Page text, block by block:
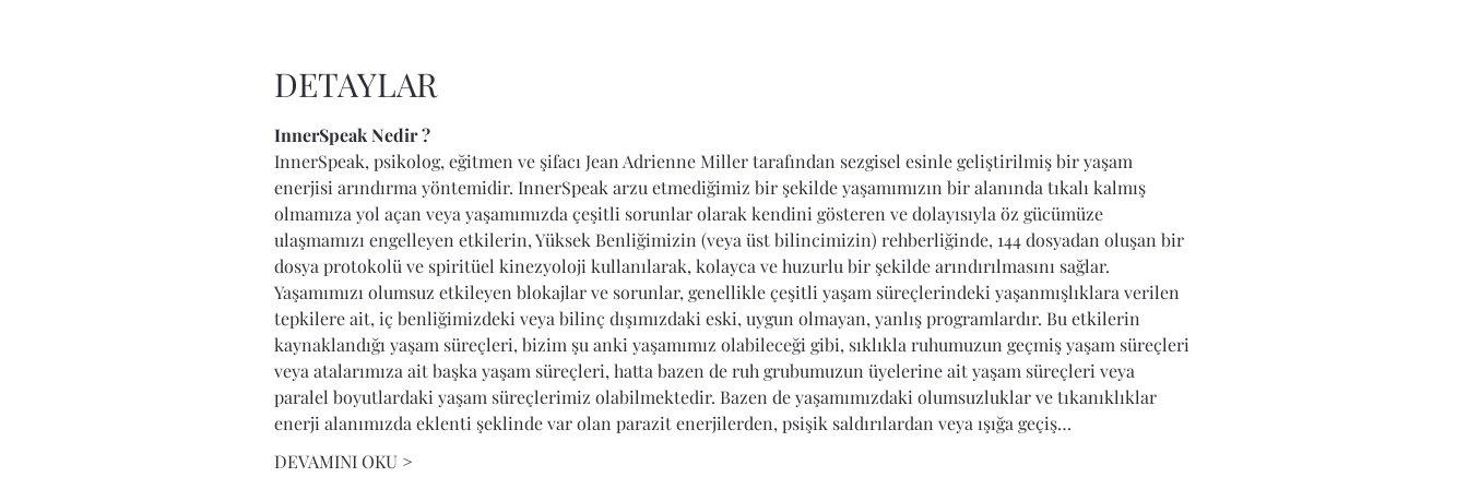
DETAYLAR
InnerSpeak Nedir ?
InnerSpeak, psikolog, eğitmen ve şifacı Jean Adrienne Miller tarafından sezgisel esinle geliştirilmiş bir yaşam
enerjisi arındırma yöntemidir. InnerSpeak arzu etmediğimiz bir şekilde yaşamımızın bir alanında tıkalı kalmış
olmamıza yol açan veya yaşamımızda çeşitli sorunlar olarak kendini gösteren ve dolayısıyla öz gücümüze
ulaşmamızı engelleyen etkilerin, Yüksek Benliğimizin (veya üst bilincimizin) rehberliğinde, 144 dosyadan oluşan bir
dosya protokolü ve spiritüel kinezyoloji kullanılarak, kolayca ve huzurlu bir şekilde arındırılmasını sağlar.
Yaşamımızı olumsuz etkileyen blokajlar ve sorunlar, genellikle çeşitli yaşam süreçlerindeki yaşanmışlıklara verilen
tepkilere ait, iç benliğimizdeki veya bilinç dışımızdaki eski, uygun olmayan, yanlış programlardır. Bu etkilerin
kaynaklandığı yaşam süreçleri, bizim şu anki yaşamımız olabileceği gibi, sıklıkla ruhumuzun geçmiş yaşam süreçleri
veya atalarımıza ait başka yaşam süreçleri, hatta bazen de ruh grubumuzun üyelerine ait yaşam süreçleri veya
paralel boyutlardaki yaşam süreçlerimiz olabilmektedir. Bazen de yaşamımızdaki olumsuzluklar ve tıkanıklıklar
enerji alanımızda eklenti şeklinde var olan parazit enerjilerden, psişik saldırılardan veya ışığa geçiş…
DEVAMINI OKU >